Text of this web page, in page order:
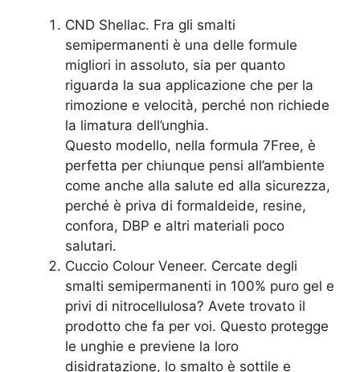
CND Shellac. Fra gli smalti
semipermanenti è una delle formule
migliori in assoluto, sia per quanto
riguarda la sua applicazione che per la
rimozione e velocità, perché non richiede
la limatura dell’unghia.
Questo modello, nella formula 7Free, è
perfetta per chiunque pensi all’ambiente
come anche alla salute ed alla sicurezza,
perché è priva di formaldeide, resine,
confora, DBP e altri materiali poco
salutari.
Cuccio Colour Veneer. Cercate degli
smalti semipermanenti in 100% puro gel e
privi di nitrocellulosa? Avete trovato il
prodotto che fa per voi. Questo protegge
le unghie e previene la loro
disidratazione, lo smalto è sottile e